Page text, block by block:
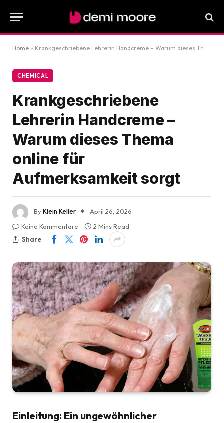
Home » Krankgeschriebene Lehrerin Handcreme – Warum dieses Thema online für Aufmerksamkeit sorgt
CHEMICAL
Krankgeschriebene
Lehrerin Handcreme –
Warum dieses Thema
online für
Aufmerksamkeit sorgt
ByKlein Keller
April 26, 2026
Keine Kommentare
2 Mins Read
Share
Einleitung: Ein ungewöhnlicher